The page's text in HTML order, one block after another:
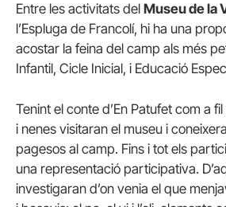
Entre les activitats del Museu de la
l’Espluga de Francolí, hi ha una
acostar la feina del camp als més
Infantil, Cicle Inicial, i Educació
Tenint el conte d’En Patufet com a
i nenes visitaran el museu i
pagesos al camp. Fins i tot els
una representació participativa.
investigaran d’on venia el que